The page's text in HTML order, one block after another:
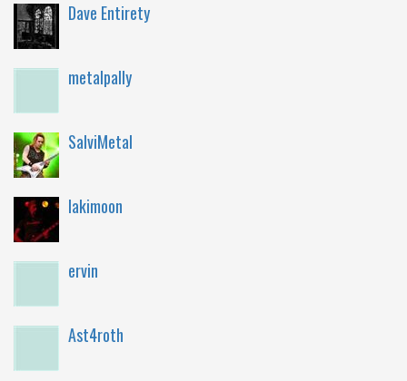
Dave Entirety
metalpally
SalviMetal
lakimoon
ervin
Ast4roth